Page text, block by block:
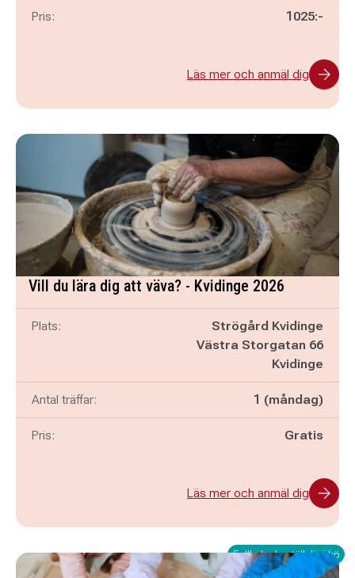
Pris: 1025:-
Läs mer och anmäl dig
Vill du lära dig att väva? - Kvidinge 2026
Plats:
Strögård Kvidinge
Västra Storgatan 66
Kvidinge
Antal träffar: 1 (måndag)
Pris: Gratis
Läs mer och anmäl dig
Fullbokad - ställ dig i kö